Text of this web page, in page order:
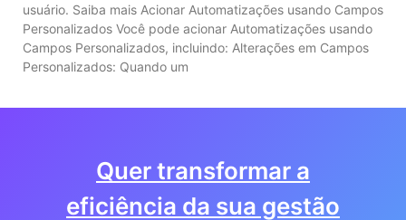
usuário. Saiba mais Acionar Automatizações usando Campos
Personalizados Você pode acionar Automatizações usando
Campos Personalizados, incluindo: Alterações em Campos
Personalizados: Quando um
Quer transformar a
eficiência da sua gestão